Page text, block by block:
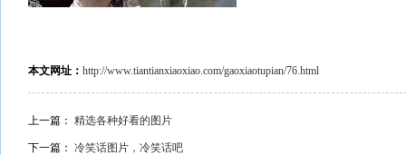
本文网址： http://www.tiantianxiaoxiao.com/gaoxiaotupian/76.html
上一篇： 精选各种好看的图片
下一篇： 冷笑话图片，冷笑话吧